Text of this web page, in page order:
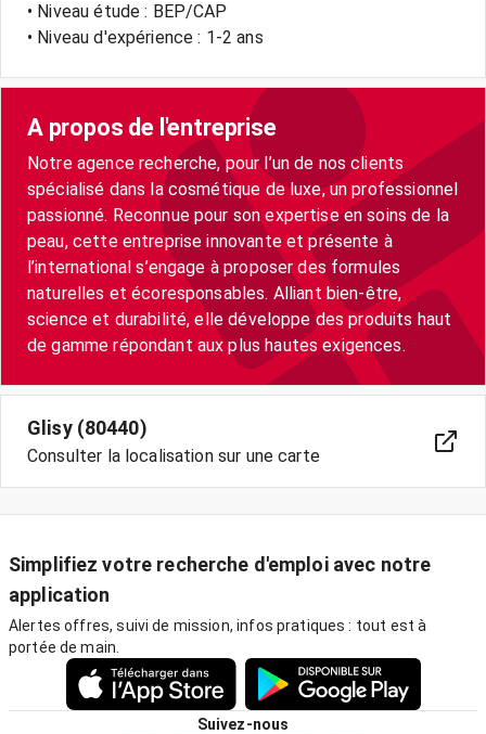
• Niveau étude : BEP/CAP
• Niveau d'expérience : 1-2 ans
A propos de l'entreprise
Notre agence recherche, pour l’un de nos clients
spécialisé dans la cosmétique de luxe, un professionnel
passionné. Reconnue pour son expertise en soins de la
peau, cette entreprise innovante et présente à
l’international s’engage à proposer des formules
naturelles et écoresponsables. Alliant bien-être,
science et durabilité, elle développe des produits haut
de gamme répondant aux plus hautes exigences.
Glisy (80440)
Consulter la localisation sur une carte
Simplifiez votre recherche d'emploi avec notre
application
Alertes offres, suivi de mission, infos pratiques : tout est à
portée de main.
Suivez-nous